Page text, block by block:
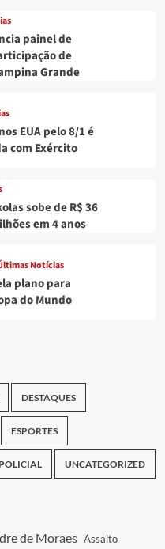
painel de
de
Grande
EUA pelo 8/1 é
com Exército
sobe de R$ 36
em 4 anos
Notícias
plano para
do Mundo
DESTAQUES
ESPORTES
POLICIAL UNCATEGORIZED
de Moraes Assalto